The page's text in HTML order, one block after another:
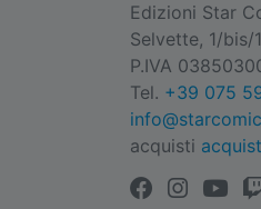
Edizioni Star
Selvette, 1/bis/
P.IVA
Tel. +39 075
acquisti